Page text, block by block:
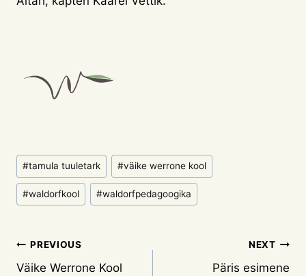
Post
Tags:
#tamula tuuletark #väike werrone kool
#waldorfkool #waldorfpedagoogika
Navigeerimine
PREVIOUS
Väike Werrone Kool
NEXT
Päris esimene